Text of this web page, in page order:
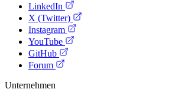
LinkedIn
X (Twitter)
Instagram
YouTube
GitHub
Forum
Unternehmen